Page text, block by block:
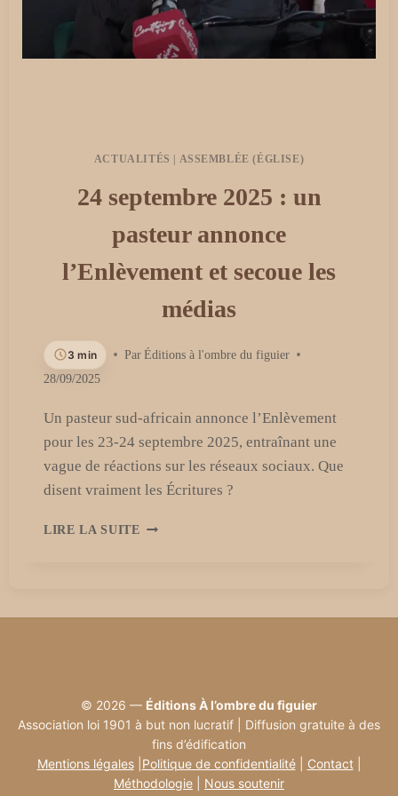
ACTUALITÉS ASSEMBLÉE (ÉGLISE)
24 septembre 2025 : un
pasteur annonce
l’Enlèvement et secoue les
médias
3 min Par Éditions à l'ombre du figuier
28/09/2025
Un pasteur sud-africain annonce l’Enlèvement
pour les 23-24 septembre 2025, entraînant une
vague de réactions sur les réseaux sociaux. Que
disent vraiment les Écritures ?
LIRE LA SUITE
PASTEUR
LES
MÉDIAS
© 2026 — Éditions À l’ombre du figuier
Association loi 1901 à but non lucratif | Diffusion gratuite à des
fins d’édification
Mentions légales| Politique de confidentialité| Contact|
Méthodologie
Nous soutenir